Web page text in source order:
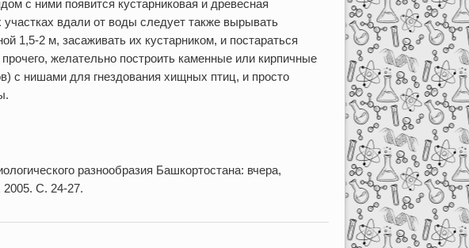
с ними появится кустарниковая и древесная
вдали от воды следует также вырывать
1,5-2 м, засаживать их кустарником, и постараться
желательно построить каменные или кирпичные
с нишами для гнездования хищных птиц, и просто
разнообразия Башкортостана: вчера,
2005. С. 24-27.